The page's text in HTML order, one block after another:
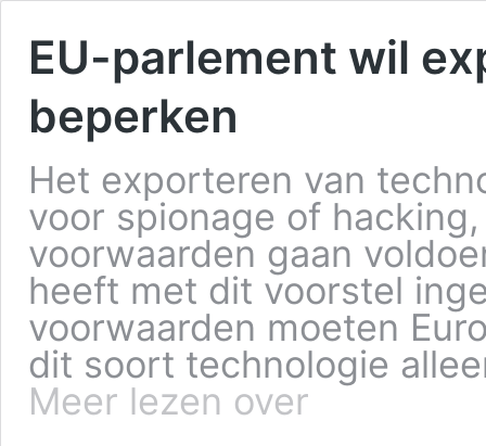
EU-parlement wil
beperken
Het exporteren van
voor spionage of
voorwaarden gaan
heeft met dit voorstel
voorwaarden moeten
dit soort technologie
Meer lezen over